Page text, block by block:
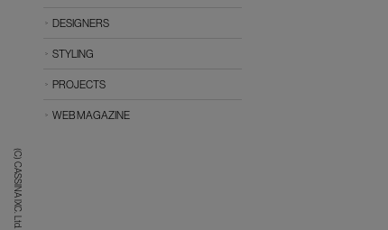
(C) CASSINA IXC. Ltd.
DESIGNERS
STYLING
PROJECTS
WEB MAGAZINE